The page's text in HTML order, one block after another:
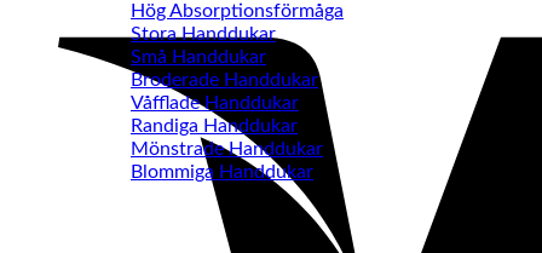
Hög Absorptionsförmåga
Stora Handdukar
Små Handdukar
Broderade Handdukar
Våfflade Handdukar
Randiga Handdukar
Mönstrade Handdukar
Blommiga Handdukar